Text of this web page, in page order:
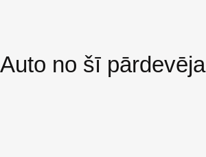
Auto no šī pārdevēja